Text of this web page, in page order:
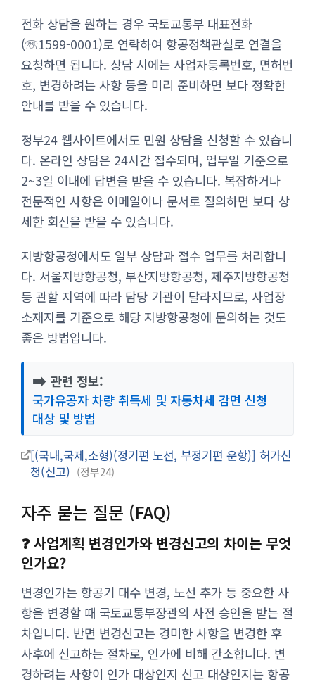
전화 상담을 원하는 경우 국토교통부 대표전화
(☏1599-0001)로 연락하여 항공정책관실로 연결을
요청하면 됩니다. 상담 시에는 사업자등록번호, 면허번
호, 변경하려는 사항 등을 미리 준비하면 보다 정확한
안내를 받을 수 있습니다.
정부24 웹사이트에서도 민원 상담을 신청할 수 있습니
다. 온라인 상담은 24시간 접수되며, 업무일 기준으로
2~3일 이내에 답변을 받을 수 있습니다. 복잡하거나
전문적인 사항은 이메일이나 문서로 질의하면 보다 상
세한 회신을 받을 수 있습니다.
지방항공청에서도 일부 상담과 접수 업무를 처리합니
다. 서울지방항공청, 부산지방항공청, 제주지방항공청
등 관할 지역에 따라 담당 기관이 달라지므로, 사업장
소재지를 기준으로 해당 지방항공청에 문의하는 것도
좋은 방법입니다.
➡️ 관련 정보:
국가유공자 차량 취득세 및 자동차세 감면 신청
대상 및 방법
[(국내,국제,소형)(정기편 노선, 부정기편 운항)] 허가신
청(신고)
정부24
자주 묻는 질문 (FAQ)
❓ 사업계획 변경인가와 변경신고의 차이는 무엇
인가요?
변경인가는 항공기 대수 변경, 노선 추가 등 중요한 사
항을 변경할 때 국토교통부장관의 사전 승인을 받는 절
차입니다. 반면 변경신고는 경미한 사항을 변경한 후
사후에 신고하는 절차로, 인가에 비해 간소합니다. 변
경하려는 사항이 인가 대상인지 신고 대상인지는 항공